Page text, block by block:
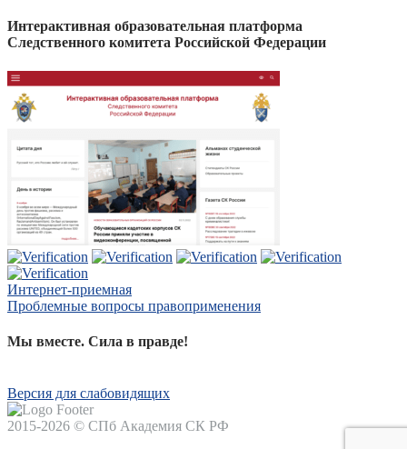
Интерактивная образовательная платформа
Следственного комитета Российской Федерации
Интернет-приемная
Проблемные вопросы правоприменения
Мы вместе. Сила в правде!
Версия для слабовидящих
2015-2026 © СПб Академия СК РФ